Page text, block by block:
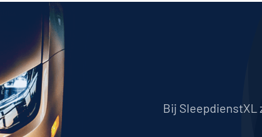
Bij SleepdienstXL